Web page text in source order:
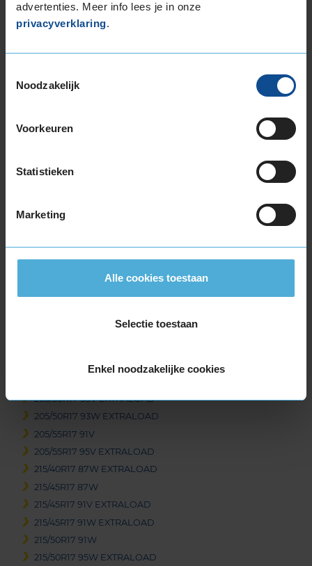
advertenties. Meer info lees je in onze
privacyverklaring.
Noodzakelijk
Voorkeuren
Statistieken
Marketing
Alle cookies toestaan
Selectie toestaan
Enkel noodzakelijke cookies
205/60R16 96W EXTRALOAD
205/65R16 95V
215/60R16 95H
215/60R16 99H EXTRALOAD
225/55R16 95W
205/50R17 89V
205/50R17 93V EXTRALOAD
205/50R17 93W EXTRALOAD
205/55R17 91V
205/55R17 95V EXTRALOAD
215/40R17 87W EXTRALOAD
215/45R17 87W
215/45R17 91V EXTRALOAD
215/45R17 91W EXTRALOAD
215/50R17 91W
215/50R17 95W EXTRALOAD